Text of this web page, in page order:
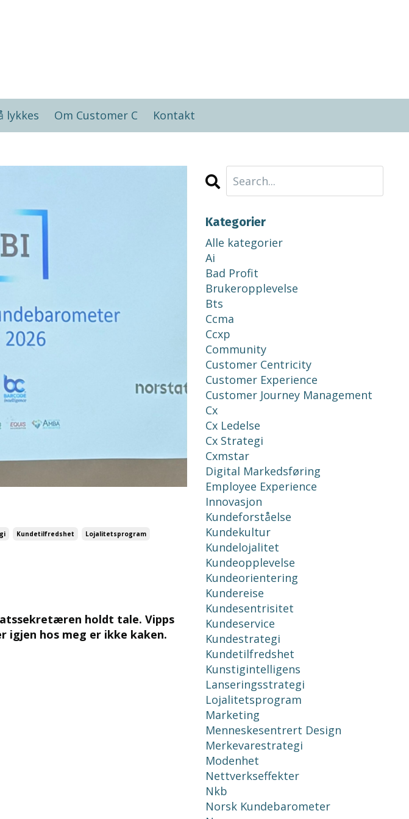
lykkes Om Customer C Kontakt
Kundetilfredshet
Lojalitetsprogram
holdt tale. Vipps
igjen hos meg er ikke kaken.
Kategorier
Alle kategorier
Ai
Bad Profit
Brukeropplevelse
Bts
Ccma
Ccxp
Community
Customer Centricity
Customer Experience
Customer Journey Management
Cx
Cx Ledelse
Cx Strategi
Cxmstar
Digital Markedsføring
Employee Experience
Innovasjon
Kundeforståelse
Kundekultur
Kundelojalitet
Kundeopplevelse
Kundeorientering
Kundereise
Kundesentrisitet
Kundeservice
Kundestrategi
Kundetilfredshet
Kunstigintelligens
Lanseringsstrategi
Lojalitetsprogram
Marketing
Menneskesentrert Design
Merkevarestrategi
Modenhet
Nettverkseffekter
Nkb
Norsk Kundebarometer